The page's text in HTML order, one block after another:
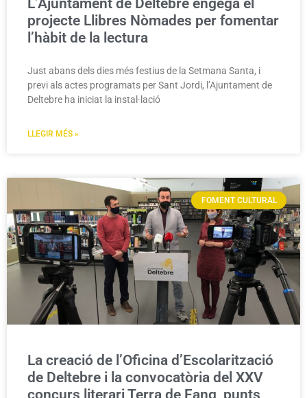
projecte Llibres Nòmades per fomentar
l’hàbit de la lectura
Just abans dels dies més festius de la Setmana Santa, i
previ als actes programats per Sant Jordi, l’Ajuntament de
Deltebre ha iniciat la instal·lació
LLEGIR MÉS »
FOMENT CULTURAL
La creació de l’Oficina d’Escolarització
de Deltebre i la convocatòria del XXV
concurs literari Terra de Fang, punts